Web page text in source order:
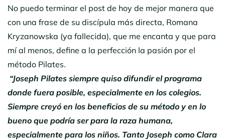
No puedo terminar el post de hoy de mejor manera que
con una frase de su discípula más directa, Romana
Kryzanowska (ya fallecida), que me encanta y que para
mí al menos, define a la perfección la pasión por el
método Pilates.
“Joseph Pilates siempre quiso difundir el programa
donde fuera posible, especialmente en los colegios.
Siempre creyó en los beneficios de su método y en lo
bueno que podría ser para la raza humana,
especialmente para los niños. Tanto Joseph como Clara